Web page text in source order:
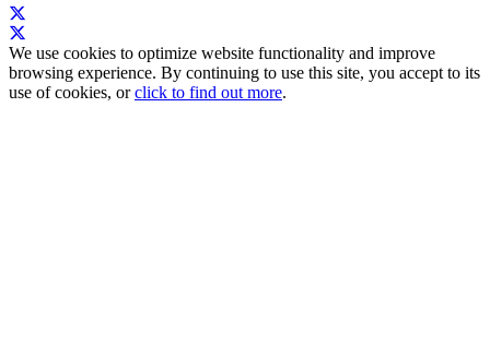
We use cookies to optimize website functionality and improve
browsing experience. By continuing to use this site, you accept to its
use of cookies, orclick to find out more.